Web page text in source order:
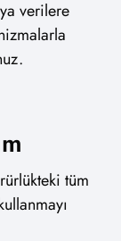
verilere
tüm